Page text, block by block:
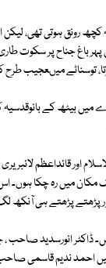
کچھ رونق ہوتی تھی،
باغ جناح پر سکوت
توسناٹے میںعجیب طرح
بیٹھ کے بانوقدسیہ
قریب5 سال رہا ہوں۔ مسجد
مکان میں رہ چکا ہوں۔
پڑھتے پڑھتے ہی آنکھ
ڈاکٹر انورسدید
میں احمد ندیم قاسمی